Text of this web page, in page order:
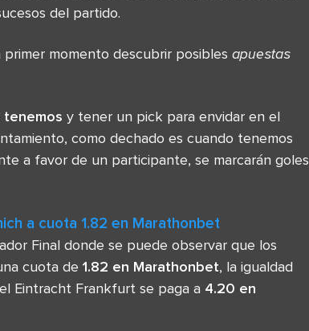
del partido.
momento descubrir posibles apuestas
y tener un pick para envidar en el
como dechado es cuando tenemos
a favor de un participante, se marcarán goles
a cuota 1.82 en Marathonbet
Final donde se puede observar que los
cuota de 1.82 en Marathonbet, la igualdad
Eintracht Frankfurt se paga a 4.20 en